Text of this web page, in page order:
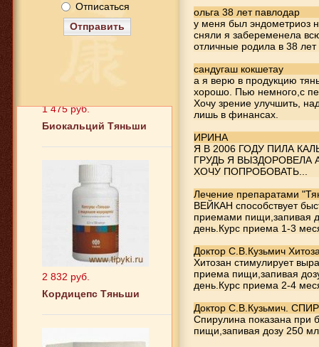
Отписаться
Отправить
2 832 руб.
Кордицепс Тяньши
ольга 38 лет павлодар
у меня был эндометриоз
сняли я забеременела
отличные родила в 38 лет
сандугаш кокшетау
а я верю в продукцию
хорошо. Пью немного,с
Хочу зрение улучшить,
лишь в финансах.
ИРИНА
Я В 2006 ГОДУ ПИЛА
ГРУДЬ Я
ХОЧУ ПОПРОБОВАТЬ...
Лечение препаратами
ВЕЙКАН способствует
приемами пищи,запивая
день.Курс приема 1-3
Доктор С.В.Кузьмич
Хитозан стимулирует
приема пищи,запивая
день.Курс приема 2-4
Доктор С.В.Кузьмич.
Спирулина показана при
пищи,запивая дозу 250